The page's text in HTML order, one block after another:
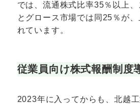
では、流通株式比率35％以上
とグロース市場では同25％が
れています。
従業員向け株式報酬制度
2023年に入ってからも、北越